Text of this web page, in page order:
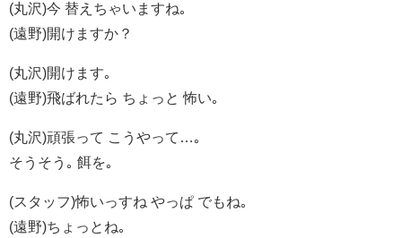
(丸沢)今 替えちゃいますね｡
(遠野)開けますか？
(丸沢)開けます｡
(遠野)飛ばれたら ちょっと 怖い｡
(丸沢)頑張って こうやって…｡
そうそう｡ 餌を｡
(スタッフ)怖いっすね やっぱ でもね｡
(遠野)ちょっとね｡